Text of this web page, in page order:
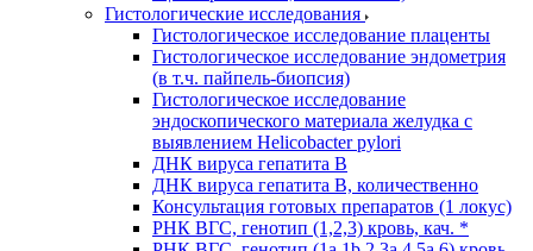
Гистологические исследования
Гистологическое исследование плаценты
Гистологическое исследование эндометрия
(в т.ч. пайпель-биопсия)
Гистологическое исследование
эндоскопического материала желудка с
выявлением Helicobacter pylori
ДНК вируса гепатита B
ДНК вируса гепатита B, количественно
Консультация готовых препаратов (1 локус)
РНК ВГC, генотип (1,2,3) кровь, кач. *